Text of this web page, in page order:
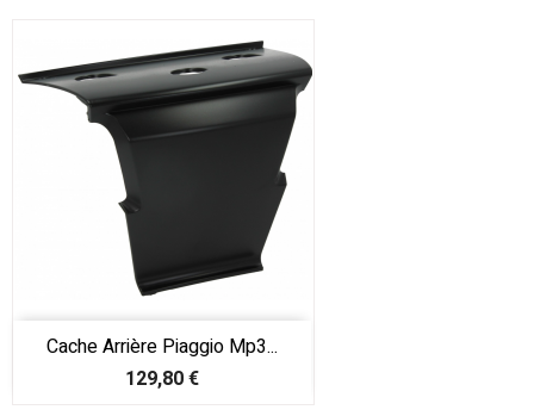
Cache Arrière Piaggio Mp3...
Prix
129,80 €